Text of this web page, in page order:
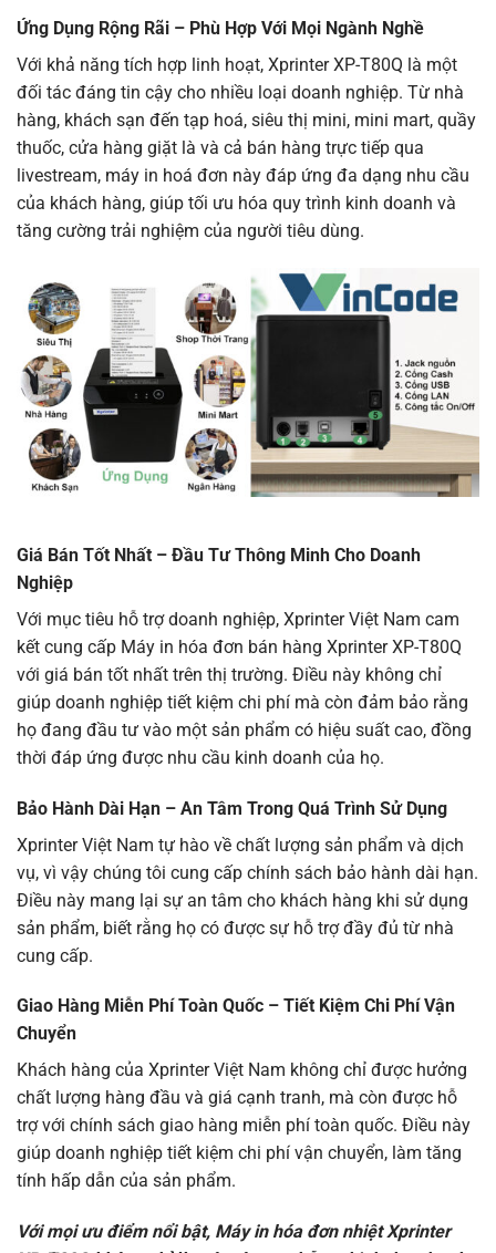
Ứng Dụng Rộng Rãi – Phù Hợp Với Mọi Ngành Nghề
Với khả năng tích hợp linh hoạt, XprinterXP-T80Q là một
đối tác đáng tin cậy cho nhiều loại doanh nghiệp. Từ nhà
hàng, khách sạn đến tạp hoá, siêu thị mini, mini mart, quầy
thuốc, cửa hàng giặt là và cả bán hàng trực tiếp qua
livestream, máy in hoá đơn này đáp ứng đa dạng nhu cầu
của khách hàng, giúp tối ưu hóa quy trình kinh doanh và
tăng cường trải nghiệm của người tiêu dùng.
Giá Bán Tốt Nhất – Đầu Tư Thông Minh Cho Doanh
Nghiệp
Với mục tiêu hỗ trợ doanh nghiệp, Xprinter Việt Nam cam
kết cung cấp Máy in hóa đơn bán hàng Xprinter XP-T80Q
với giá bán tốt nhất trên thị trường. Điều này không chỉ
giúp doanh nghiệp tiết kiệm chi phí mà còn đảm bảo rằng
họ đang đầu tư vào một sản phẩm có hiệu suất cao, đồng
thời đáp ứng được nhu cầu kinh doanh của họ.
Bảo Hành Dài Hạn – An Tâm Trong Quá Trình Sử Dụng
Xprinter Việt Nam tự hào về chất lượng sản phẩm và dịch
vụ, vì vậy chúng tôi cung cấp chính sách bảo hành dài hạn.
Điều này mang lại sự an tâm cho khách hàng khi sử dụng
sản phẩm, biết rằng họ có được sự hỗ trợ đầy đủ từ nhà
cung cấp.
Giao Hàng Miễn Phí Toàn Quốc – Tiết Kiệm Chi Phí Vận
Chuyển
Khách hàng của Xprinter Việt Nam không chỉ được hưởng
chất lượng hàng đầu và giá cạnh tranh, mà còn được hỗ
trợ với chính sách giao hàng miễn phí toàn quốc. Điều này
giúp doanh nghiệp tiết kiệm chi phí vận chuyển, làm tăng
tính hấp dẫn của sản phẩm.
Với mọi ưu điểm nổi bật, Máy in hóa đơn nhiệt Xprinter